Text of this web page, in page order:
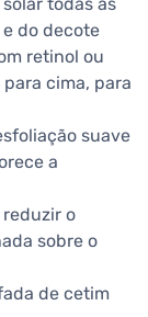
todas as
do decote
retinol ou
cima, para
suave
a
o
sobre o
de cetim